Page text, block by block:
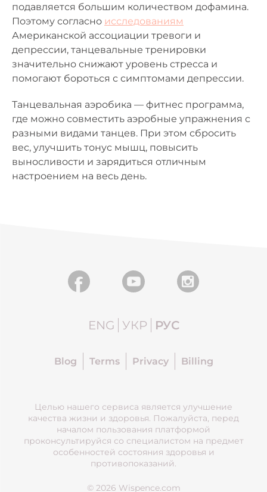
подавляется большим количеством дофамина.
Поэтому согласно исследованиям
Американской ассоциации тревоги и
депрессии, танцевальные тренировки
значительно снижают уровень стресса и
помогают бороться с симптомами депрессии.
Танцевальная аэробика — фитнес программа,
где можно совместить аэробные упражнения с
разными видами танцев. При этом сбросить
вес, улучшить тонус мышц, повысить
выносливости и зарядиться отличным
настроением на весь день.
ENG УКР РУС
Blog Terms Privacy Billing
Целью нашего сервиса является улучшение
качества жизни и здоровья. Пожалуйста, перед
началом пользования платформой
проконсультируйся со специалистом на предмет
особенностей состояния здоровья и
противопоказаний.
© 2026 Wispence.com